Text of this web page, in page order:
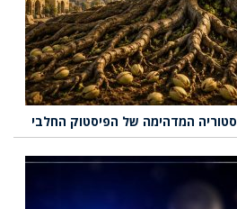
המדהימה של הפיסטוק החלבי